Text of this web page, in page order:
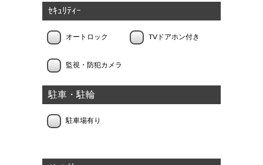
ｾｷｭﾘﾃｨｰ
オートロック TVドアホン付き
監視・防犯カメラ
駐車・駐輪
駐車場有り